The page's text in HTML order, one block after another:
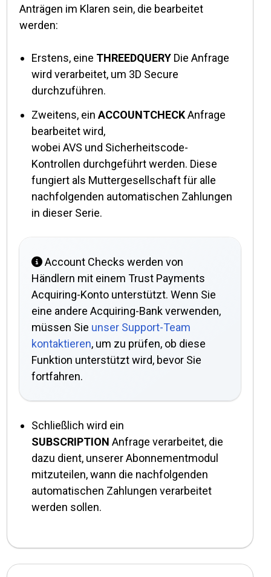
Anträgen im Klaren sein, die bearbeitet
werden:
Erstens, eine THREEDQUERY Die Anfrage
wird verarbeitet, um 3D Secure
durchzuführen.
Zweitens, einACCOUNTCHECKAnfrage
bearbeitet wird,
wobei AVS und Sicherheitscode-
Kontrollen durchgeführt werden. Diese
fungiert als Muttergesellschaft für alle
nachfolgenden automatischen Zahlungen
in dieser Serie.
Account Checks werden von
Händlern mit einem Trust Payments
Acquiring-Konto unterstützt. Wenn Sie
eine andere Acquiring-Bank verwenden,
müssen Sie unser Support-Team
kontaktieren, um zu prüfen, ob diese
Funktion unterstützt wird, bevor Sie
fortfahren.
Schließlich wird ein
SUBSCRIPTION Anfrage verarbeitet, die
dazu dient, unserer Abonnementmodul
mitzuteilen, wann die nachfolgenden
automatischen Zahlungen verarbeitet
werden sollen.